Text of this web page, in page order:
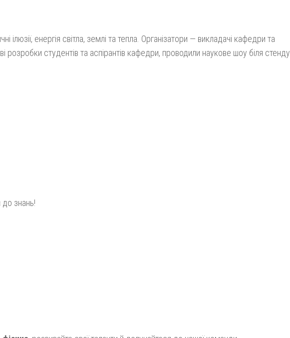
ілюзії, енергія світла, землі та тепла. Організатори — викладачі кафедри та
розробки студентів та аспірантів кафедри, проводили наукове шоу біля стенду
до знань!